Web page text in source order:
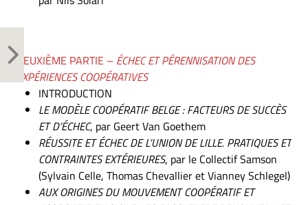
DEUXIÈME PARTIE – ÉCHEC ET PÉRENNISATION DES
EXPÉRIENCES COOPÉRATIVES
INTRODUCTION
LE MODÈLE COOPÉRATIF BELGE : FACTEURS DE SUCCÈS
ET D’ÉCHEC, par Geert Van Goethem
RÉUSSITE ET ÉCHEC DE L’UNION DE LILLE. PRATIQUES ET
CONTRAINTES EXTÉRIEURES, par le Collectif Samson
(Sylvain Celle, Thomas Chevallier et Vianney Schlegel)
AUX ORIGINES DU MOUVEMENT COOPÉRATIF ET